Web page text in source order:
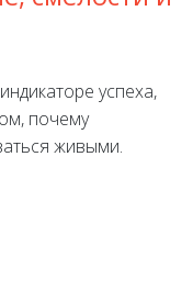
успеха,
почему
живыми.